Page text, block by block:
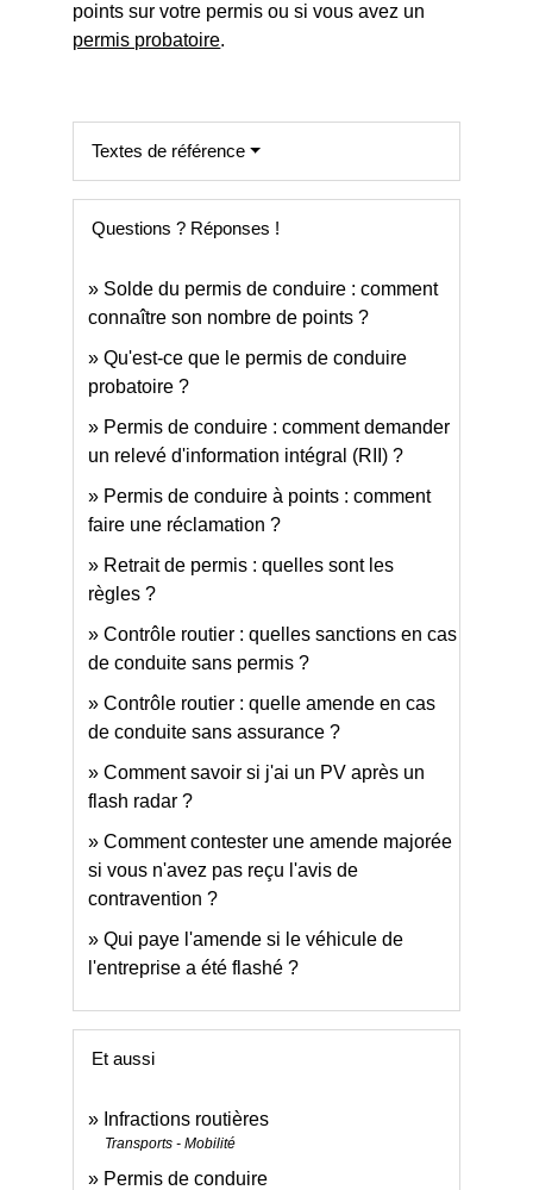
points sur votre permis ou si vous avez un
permis probatoire.
Textes de référence
Questions ? Réponses !
Solde du permis de conduire : comment
connaître son nombre de points ?
Qu'est-ce que le permis de conduire
probatoire ?
Permis de conduire : comment demander
un relevé d'information intégral (RII) ?
Permis de conduire à points : comment
faire une réclamation ?
Retrait de permis : quelles sont les
règles ?
Contrôle routier : quelles sanctions en cas
de conduite sans permis ?
Contrôle routier : quelle amende en cas
de conduite sans assurance ?
Comment savoir si j'ai un PV après un
flash radar ?
Comment contester une amende majorée
si vous n'avez pas reçu l'avis de
contravention ?
Qui paye l'amende si le véhicule de
l'entreprise a été flashé ?
Et aussi
Infractions routières
Transports - Mobilité
Permis de conduire